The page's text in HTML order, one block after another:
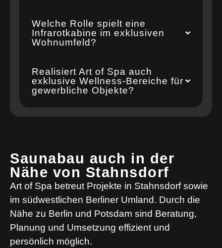
Welche Rolle spielt eine
Infrarotkabine im exklusiven
Wohnumfeld?
Realisiert Art of Spa auch
exklusive Wellness-Bereiche für
gewerbliche Objekte?
Saunabau auch in der
Nähe von Stahnsdorf
Art of Spa betreut Projekte in Stahnsdorf sowie
im südwestlichen Berliner Umland. Durch die
Nähe zu Berlin und Potsdam sind Beratung,
Planung und Umsetzung effizient und
persönlich möglich.